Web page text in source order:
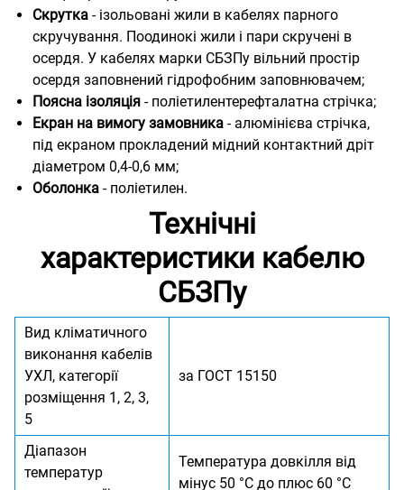
Скрутка - ізольовані жили в кабелях парного
скручування. Поодинокі жили і пари скручені в
осердя. У кабелях марки СБЗПу вільний простір
осердя заповнений гідрофобним заповнювачем;
Поясна ізоляція - поліетилентерефталатна стрічка;
Екран на вимогу замовника - алюмінієва стрічка,
під екраном прокладений мідний контактний дріт
діаметром 0,4-0,6 мм;
Оболонка - поліетилен.
Технічні
характеристики кабелю
СБЗПу
Вид кліматичного
виконання кабелів
УХЛ, категорії
розміщення 1, 2, 3,
5
за ГОСТ 15150
Діапазон
температур
Температура довкілля від
мінус 50 °С до плюс 60 °С